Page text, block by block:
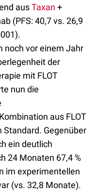
ausTaxan +
(PFS: 40,7 vs. 26,9
noch vor einem Jahr
der
mit FLOT
nun die
aus FLOT
Standard. Gegenüber
ein deutlich
24 Monaten 67,4 %
im experimentellen
(vs. 32,8 Monate).